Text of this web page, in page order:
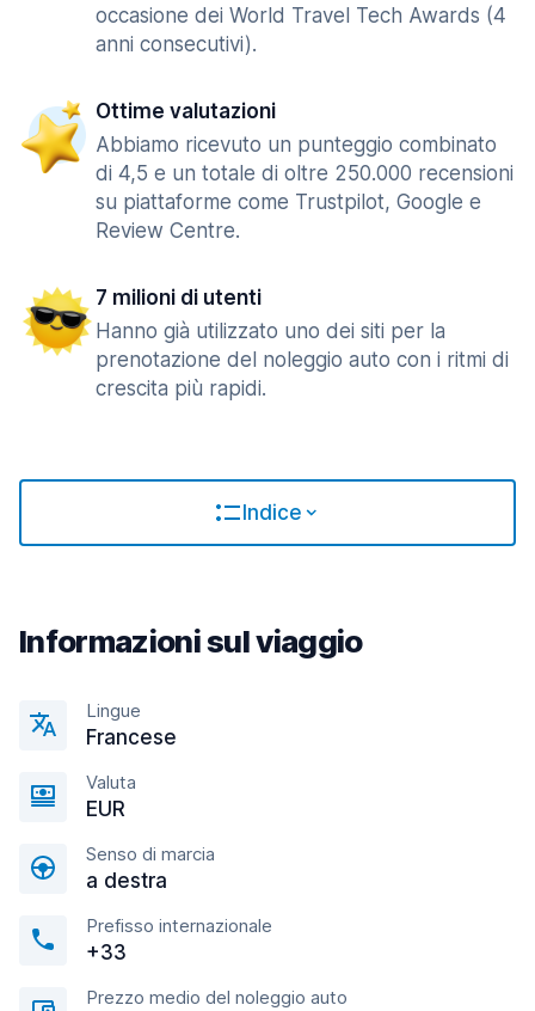
occasione dei World Travel Tech Awards (4
anni consecutivi).
Ottime valutazioni
Abbiamo ricevuto un punteggio combinato
di 4,5 e un totale di oltre 250.000 recensioni
su piattaforme come Trustpilot, Google e
Review Centre.
7 milioni di utenti
Hanno già utilizzato uno dei siti per la
prenotazione del noleggio auto con i ritmi di
crescita più rapidi.
Indice
Informazioni sul viaggio
Lingue
Francese
Valuta
EUR
Senso di marcia
a destra
Prefisso internazionale
+33
Prezzo medio del noleggio auto